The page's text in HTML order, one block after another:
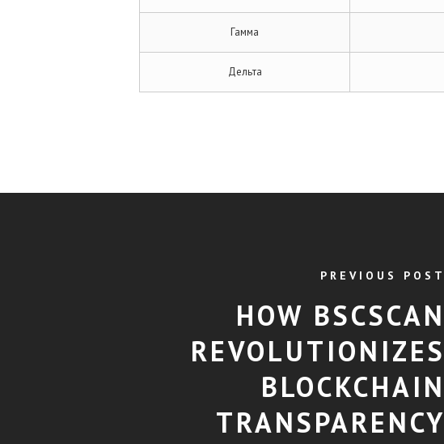
Гамма
Дельта
PREVIOUS POST
HOW BSCSCAN
REVOLUTIONIZES
BLOCKCHAIN
TRANSPARENCY